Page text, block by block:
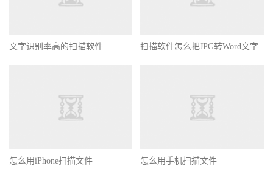
文字识别率高的扫描软件 扫描软件怎么把JPG转Word文字
怎么用iPhone扫描文件 怎么用手机扫描文件